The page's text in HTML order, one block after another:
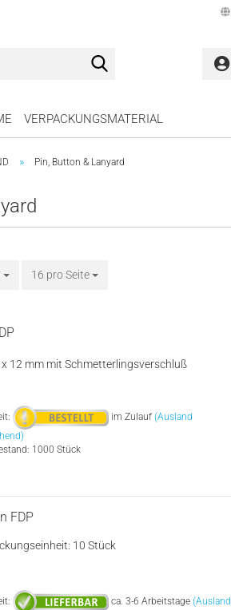
VERPACKUNGSMATERIAL
» Pin, Button & Lanyard
16 pro Seite
x 12 mm mit Schmetterlingsverschluß
im Zulauf (Ausland
1000 Stück
FDP
10 Stück
ca. 3-6 Arbeitstage (Ausland